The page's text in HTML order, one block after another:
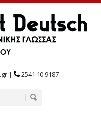
| 2541 10 9187